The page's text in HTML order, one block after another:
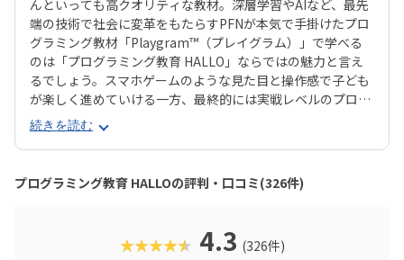
んといっても高クオリティな教材。深層学習やAIなど、最先
端の技術で社会に変革をもたらすPFNが本気で手掛けたプロ
グラミング教材「Playgram™（プレイグラム）」で学べる
のは「プログラミング教育 HALLO」ならではの魅力と言え
るでしょう。スマホゲームのような見た目と操作感で子ども
が楽しく進めていける一方、最終的には実戦レベルのプログ
ラミングスキルが身につく「Playgram」には、まるでマイ
ンクラフト（マイクラ）のように3D空間をデザインできるモ
ードも。子どもの創造性と技術力、そのどちらも高めていけ
るスクールをお探しのご家庭にぴったりのスクールです。ま
た、運営元のやる気スイッチグループといえば、子どもの性
名。学習計画や講師とのマッチングに使われるそうで、「教
材はいいけど、先生との相性が……」なんてトラブルも極力
続きを読む
プログラミング教育 HALLOの評判・口コミ(326件)
★★★★★ 4.3 (326件)